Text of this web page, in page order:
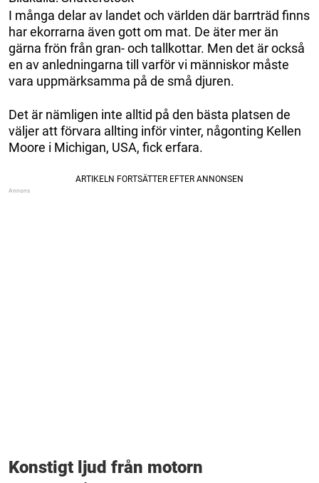
I många delar av landet och världen där barrträd finns
har ekorrarna även gott om mat. De äter mer än
gärna frön från gran- och tallkottar. Men det är också
en av anledningarna till varför vi människor måste
vara uppmärksamma på de små djuren.
Det är nämligen inte alltid på den bästa platsen de
väljer att förvara allting inför vinter, någonting Kellen
Moore i Michigan, USA, fick erfara.
Konstigt ljud från motorn